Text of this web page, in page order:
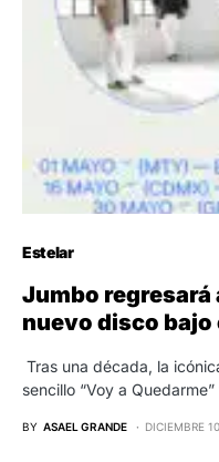
Estelar
Jumbo regresará
nuevo disco bajo
Tras una década, la
sencillo “Voy a
BY ASAEL GRANDE DICIEMBRE